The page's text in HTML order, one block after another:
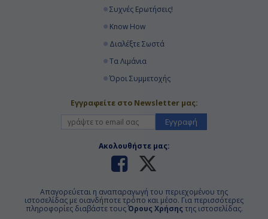
Συχνές Ερωτήσεις!
Know How
Διαλέξτε Σωστά
Τα Λιμάνια
Όροι Συμμετοχής
Εγγραφείτε στο Newsletter μας:
Εγγραφή
Ακολουθήστε μας:
Απαγορεύεται η αναπαραγωγή του περιεχομένου της
ιστοσελίδας με οιανδήποτε τρόπο και μέσο. Για περισσότερες
πληροφορίες διαβάστε τουςΌρους Χρήσης της ιστοσελίδας.